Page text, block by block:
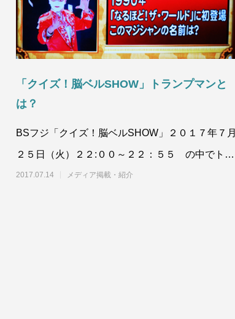
「クイズ！脳ベルSHOW」トランプマンと
は？
BSフジ「クイズ！脳ベルSHOW」２０１７年７月
２５日（火）２２:００～２２：５５ の中でトラ
ンプマンがクイズに登場します。
2017.07.14 メディア掲載・紹介